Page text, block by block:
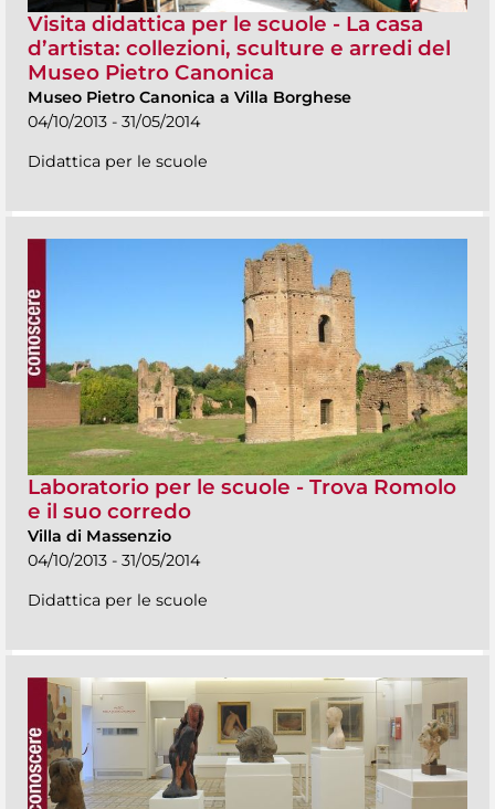
Visita didattica per le scuole - La casa
d’artista: collezioni, sculture e arredi del
Museo Pietro Canonica
Museo Pietro Canonica a Villa Borghese
04/10/2013 - 31/05/2014
Didattica per le scuole
Laboratorio per le scuole - Trova Romolo
e il suo corredo
Villa di Massenzio
04/10/2013 - 31/05/2014
Didattica per le scuole